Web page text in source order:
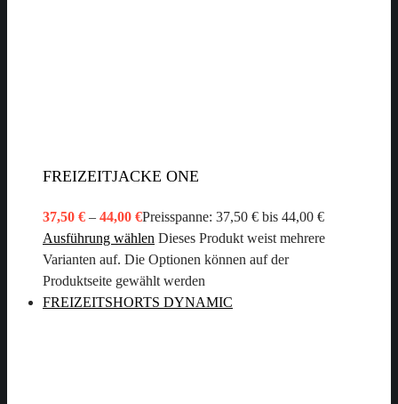
FREIZEITJACKE ONE
37,50 € – 44,00 €Preisspanne: 37,50 € bis 44,00 €
Ausführung wählen Dieses Produkt weist mehrere
Varianten auf. Die Optionen können auf der
Produktseite gewählt werden
FREIZEITSHORTS DYNAMIC